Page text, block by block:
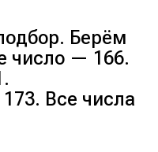
Берём
число — 166.
Все числа